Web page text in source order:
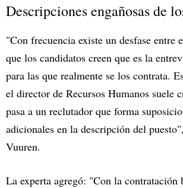
Descripciones engañosas de
"Con frecuencia existe un desfase entre
que los candidatos creen que es la
para las que realmente se los contrata.
el director de Recursos Humanos suele
pasa a un reclutador que forma
adicionales en la descripción del
Vuuren.
La experta agregó: "Con la contratación